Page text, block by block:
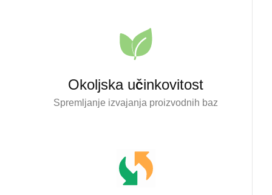
Okoljska učinkovitost
Spremljanje izvajanja proizvodnih baz